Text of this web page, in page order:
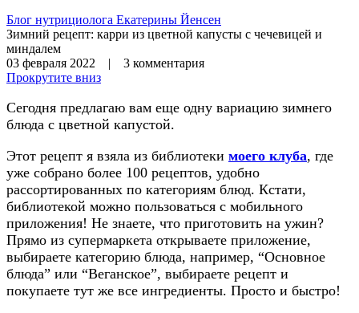
Блог нутрициолога Екатерины Йенсен
Зимний рецепт: карри из цветной капусты с чечевицей и
миндалем
03 февраля 2022 | 3 комментария
Прокрутите вниз
Сегодня предлагаю вам еще одну вариацию зимнего
блюда с цветной капустой.
Этот рецепт я взяла из библиотеки моего клуба, где
уже собрано более 100 рецептов, удобно
рассортированных по категориям блюд. Кстати,
библиотекой можно пользоваться с мобильного
приложения! Не знаете, что приготовить на ужин?
Прямо из супермаркета открываете приложение,
выбираете категорию блюда, например, “Основное
блюда” или “Веганское”, выбираете рецепт и
покупаете тут же все ингредиенты. Просто и быстро!